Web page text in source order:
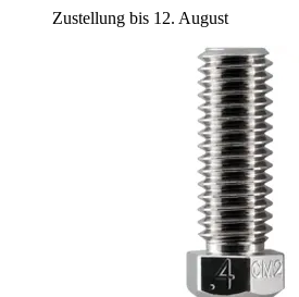
Zustellung bis 12. August